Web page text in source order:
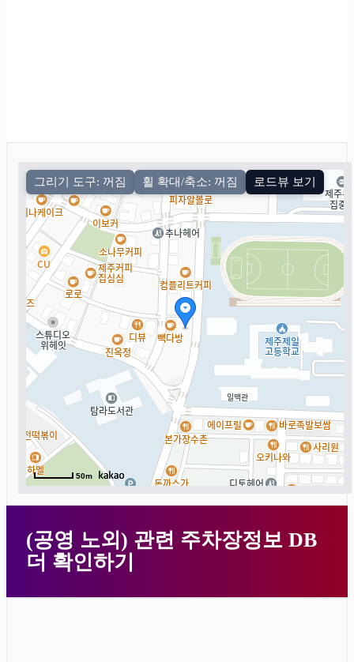
50m
그리기 도구: 꺼짐 휠 확대/축소: 꺼짐 로드뷰 보기
(공영 노외) 관련 주차장정보 DB
더 확인하기